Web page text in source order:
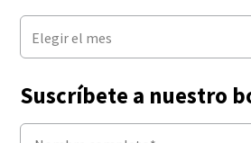
Elegir el mes
Suscríbete a nuestro